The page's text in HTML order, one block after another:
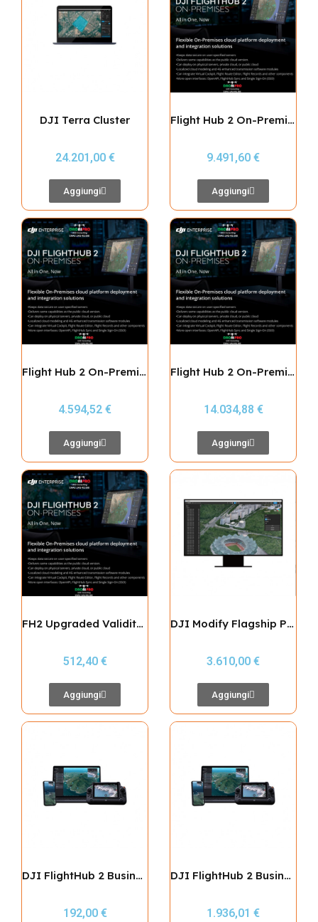
DJI Terra Cluster
24.201,00 €
Aggiungi
Flight Hub 2 On-Premises Basic (1 Device)
9.491,60 €
Aggiungi
Flight Hub 2 On-Premises Expansion 1 Device
4.594,52 €
Aggiungi
Flight Hub 2 On-Premises Expansion 5 Devices
14.034,88 €
Aggiungi
FH2 Upgraded Validity Period Ext (1Year 1device)-overseas
512,40 €
Aggiungi
DJI Modify Flagship Permanent
3.610,00 €
Aggiungi
DJI FlightHub 2 Business (1-Month Plan)
192,00 €
DJI FlightHub 2 Business (12-Month Plan)
1.936,01 €